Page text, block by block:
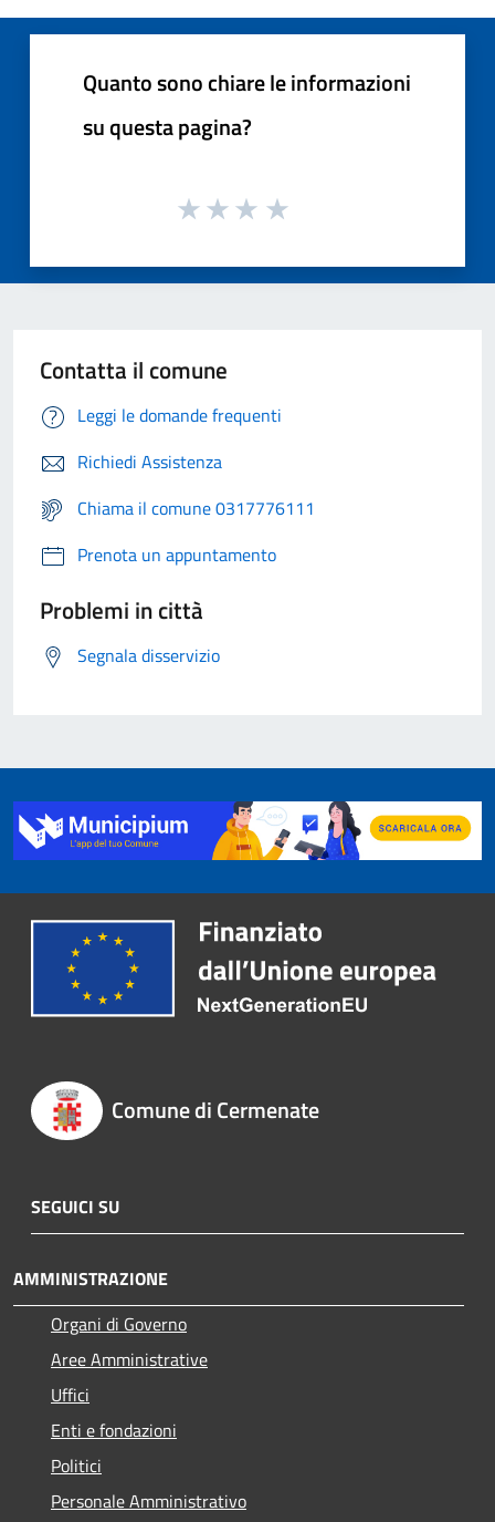
Quanto sono chiare le informazioni
su questa pagina?
Contatta il comune
Leggi le domande frequenti
Richiedi Assistenza
Chiama il comune 0317776111
Prenota un appuntamento
Problemi in città
Segnala disservizio
Comune di Cermenate
SEGUICI SU
AMMINISTRAZIONE
Organi di Governo
Aree Amministrative
Uffici
Enti e fondazioni
Politici
Personale Amministrativo